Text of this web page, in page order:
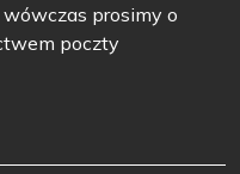
prosimy o
poczty